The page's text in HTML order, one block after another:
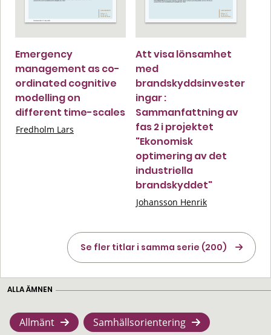
Emergency
management as co-
ordinated cognitive
modelling on
different time-scales
Fredholm Lars
Att visa lönsamhet
med
brandskyddsinvester
ingar :
Sammanfattning av
fas 2 i projektet
"Ekonomisk
optimering av det
industriella
brandskyddet"
Johansson Henrik
Se fler titlar i samma serie (200)
ALLA ÄMNEN
Allmänt Samhällsorientering